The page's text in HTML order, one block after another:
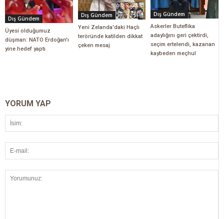
Dış Gündem
Üyesi olduğumuz
düşman: NATO Erdoğan'ı
yine hedef yaptı
Dış Gündem
Yeni Zelanda'daki Haçlı
teröründe katilden dikkat
çeken mesaj
Dış Gündem
Askerler Buteflika
adaylığını geri çektirdi,
seçim ertelendi, kazanan
kaybeden meçhul
YORUM YAP